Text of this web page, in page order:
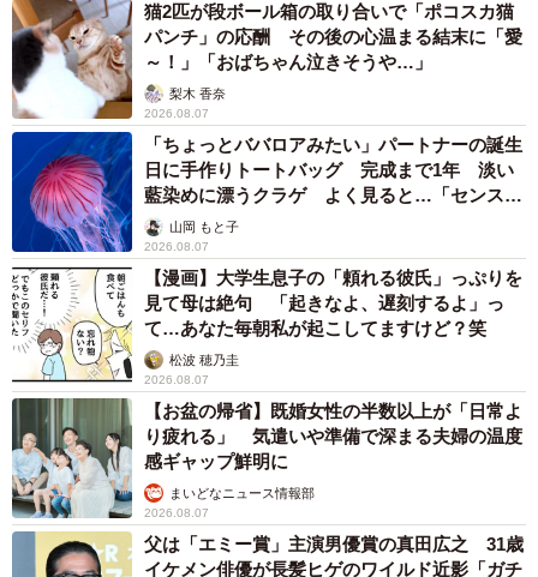
猫2匹が段ボール箱の取り合いで「ポコスカ猫
パンチ」の応酬 その後の心温まる結末に「愛
～！」「おばちゃん泣きそうや…」
梨木 香奈
2026.08.07
「ちょっとババロアみたい」パートナーの誕生
日に手作りトートバッグ 完成まで1年 淡い
藍染めに漂うクラゲ よく見ると…「センスす
ごい」山岡 もと子
2026.08.07
【漫画】大学生息子の「頼れる彼氏」っぷりを
見て母は絶句 「起きなよ、遅刻するよ」っ
て…あなた毎朝私が起こしてますけど？笑
松波 穂乃圭
2026.08.07
【お盆の帰省】既婚女性の半数以上が「日常よ
り疲れる」 気遣いや準備で深まる夫婦の温度
感ギャップ鮮明に
まいどなニュース情報部
2026.08.07
父は「エミー賞」主演男優賞の真田広之 31歳
イケメン俳優が長髪ヒゲのワイルド近影「ガチ